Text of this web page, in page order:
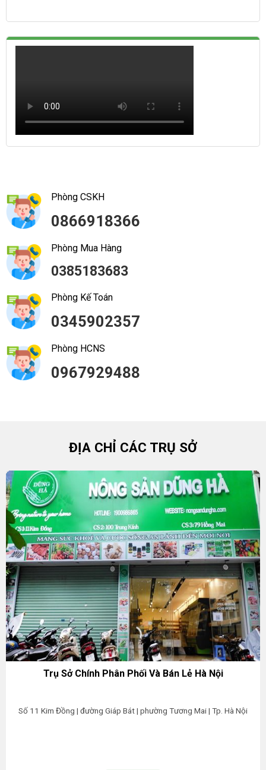
Phòng CSKH
0866918366
Phòng Mua Hàng
0385183683
Phòng Kế Toán
0345902357
Phòng HCNS
0967929488
ĐỊA CHỈ CÁC TRỤ SỞ
Trụ Sở Chính Phân Phối Và Bán Lẻ Hà Nội
Số 11 Kim Đồng | đường Giáp Bát | phường Tương Mai | Tp. Hà Nội